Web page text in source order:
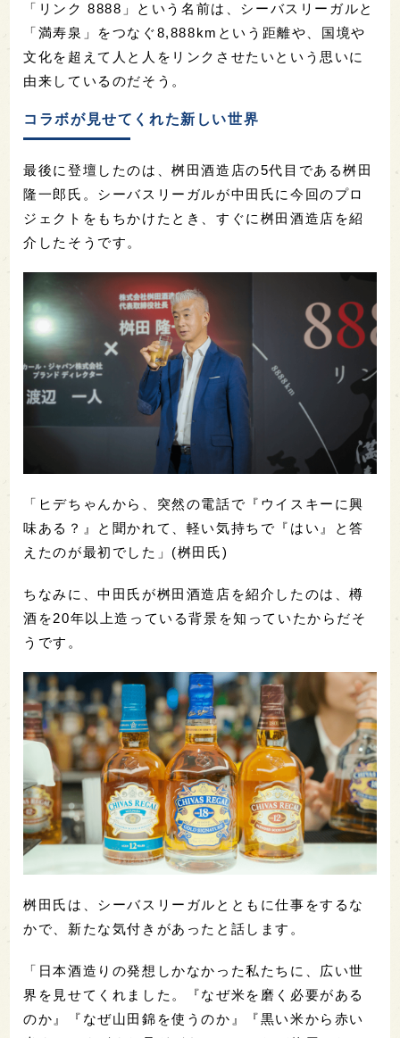
「リンク 8888」という名前は、シーバスリーガルと
「満寿泉」をつなぐ8,888kmという距離や、国境や
文化を超えて人と人をリンクさせたいという思いに
由来しているのだそう。
コラボが見せてくれた新しい世界
最後に登壇したのは、桝田酒造店の5代目である桝田
隆一郎氏。シーバスリーガルが中田氏に今回のプロ
ジェクトをもちかけたとき、すぐに桝田酒造店を紹
介したそうです。
「ヒデちゃんから、突然の電話で『ウイスキーに興
味ある？』と聞かれて、軽い気持ちで『はい』と答
えたのが最初でした」(桝田氏)
ちなみに、中田氏が桝田酒造店を紹介したのは、樽
酒を20年以上造っている背景を知っていたからだそ
うです。
桝田氏は、シーバスリーガルとともに仕事をするな
かで、新たな気付きがあったと話します。
「日本酒造りの発想しかなかった私たちに、広い世
界を見せてくれました。『なぜ米を磨く必要がある
のか』『なぜ山田錦を使うのか』『黒い米から赤い